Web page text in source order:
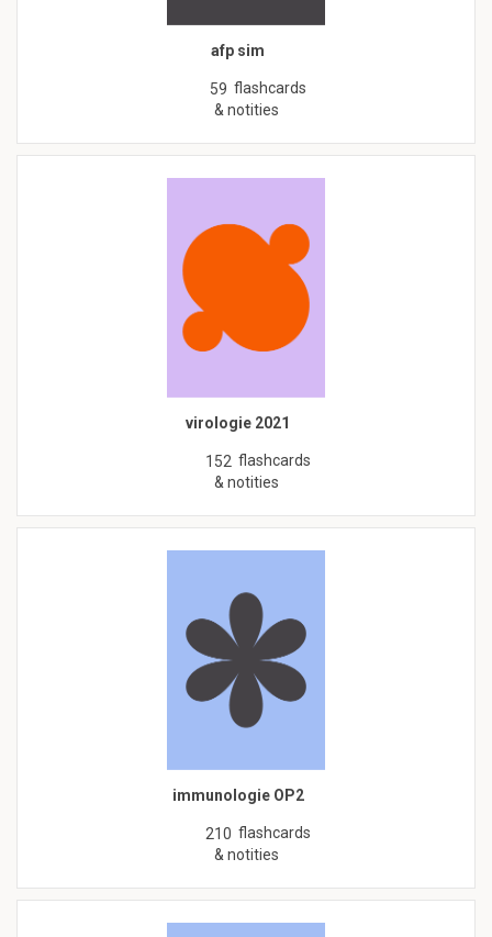
afp sim
59 flashcards
& notities
virologie 2021
152 flashcards
& notities
immunologie OP2
210 flashcards
& notities